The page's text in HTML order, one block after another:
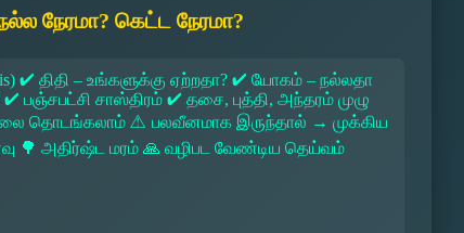
நேரமா? கெட்ட நேரமா?
✔ திதி – உங்களுக்கு ஏற்றதா? ✔ யோகம் – நல்லதா
சாஸ்திரம் ✔ தசை, புத்தி, அந்தரம் முழு
தொடங்கலாம் ⚠ பலவீனமாக இருந்தால் → முக்கிய
🌳 அதிர்ஷ்ட மரம் 🙏 வழிபட வேண்டிய தெய்வம்